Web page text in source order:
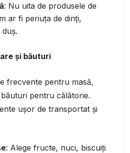
: Nu uita de produsele de
ar fi periuța de dinți,
și băuturi
frecvente pentru masă,
pentru călătorie.
ușor de transportat și
: Alege fructe, nuci, biscuiți